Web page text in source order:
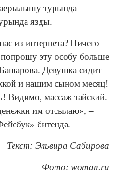
турында
язды.
из интернета? Ничего
эту особу больше
Девушка сидит
и нашим сыном месяц!
Видимо, массаж тайский.
им отсылаю», –
битендә.
Текст: Эльвира Сабирова
Фото: woman.ru